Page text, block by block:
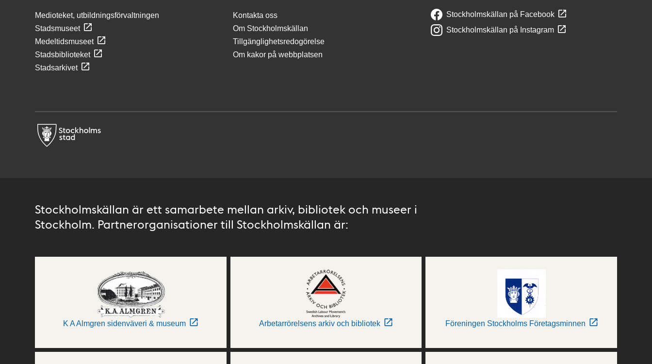
Medioteket, utbildningsförvaltningen
Stadsmuseet
Medeltidsmuseet
Stadsbiblioteket
Stadsarkivet
Kontakta oss
Om Stockholmskällan
Tillgänglighetsredogörelse
Om kakor på webbplatsen
Stockholmskällan på Facebook
Stockholmskällan på Instagram
Stockholmskällan är ett samarbete mellan arkiv, bibliotek och museer i
Stockholm. Partnerorganisationer till Stockholmskällan är:
K A Almgren sidenväveri & museum Arbetarrörelsens arkiv och bibliotek Föreningen Stockholms Företagsminnen